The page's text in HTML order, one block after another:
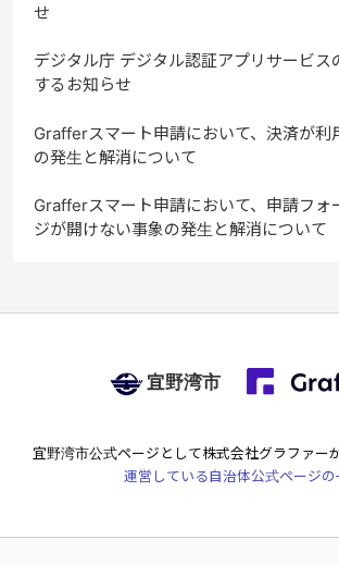
せ
デジタル庁 デジタル認証アプリサービス
するお知らせ
Grafferスマート申請において、決済が利
の発生と解消について
Grafferスマート申請において、申請フォ
ジが開けない事象の発生と解消について
宜野湾市
宜野湾市公式ページとして株式会社グラファー
運営している自治体公式ページの